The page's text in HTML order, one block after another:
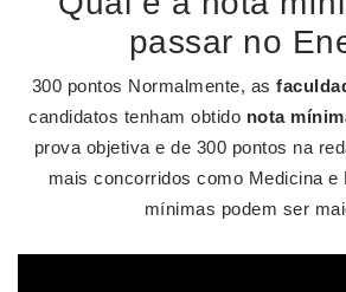
passar no
300 pontos Normalmente, as
candidatos tenham obtido nota
prova objetiva e de 300 pontos na
mais concorridos como Medicina e
mínimas podem ser